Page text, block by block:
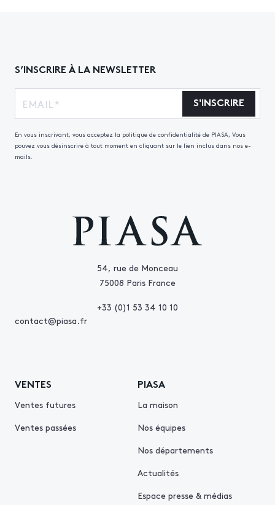
54, rue de Monceau
75008 Paris France
+33 (0)1 53 34 10 10
contact@piasa.fr
VENTES
Ventes futures
Ventes passées
PIASA
La maison
Nos équipes
Nos départements
Actualités
Espace presse & médias
S’INSCRIRE À LA NEWSLETTER
S'INSCRIRE
En vous inscrivant, vous acceptez la politique de confidentialité de PIASA, Vous
pouvez vous désinscrire à tout moment en cliquant sur le lien inclus dans nos e-
mails.